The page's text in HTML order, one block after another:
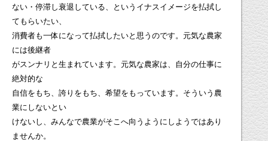
ない・停滞し衰退している、というイナスイメージを払拭し
てもらいたい、
消費者も一体になって払拭したいと思うのです。元気な農家
には後継者
がスンナリと生まれています。元気な農家は、自分の仕事に
絶対的な
自信をもち、誇りをもち、希望をもっています。そういう農
業にしないとい
けないし、みんなで農業がそこへ向うようにしようではあり
ませんか。